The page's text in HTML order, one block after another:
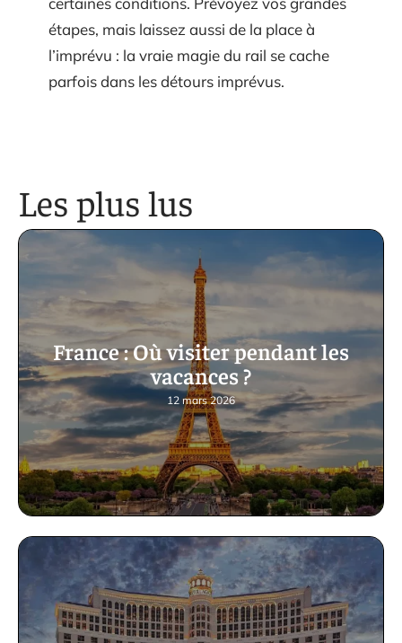
étapes, mais laissez aussi de la place à
l’imprévu : la vraie magie du rail se cache
parfois dans les détours imprévus.
Les plus lus
France : Où visiter pendant les
vacances ?
12 mars 2026